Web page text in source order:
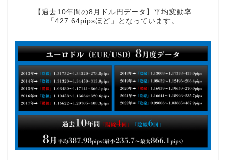
【過去10年間の8月ドル円データ】平均変動率
「427.64pipsほど」となっています。